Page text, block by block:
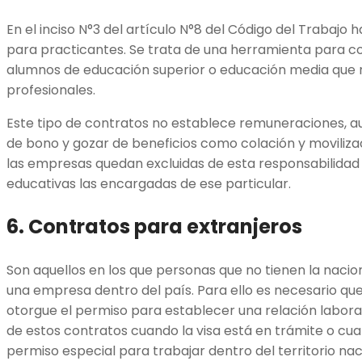
En el inciso N°3 del artículo N°8 del Código del
para practicantes. Se trata de una herramienta para
alumnos de educación superior o educación media
profesionales.
Este tipo de contratos no establece remuneraciones,
de bono y gozar de beneficios como colación y
las empresas quedan excluidas de esta
educativas las encargadas de ese particular.
6. Contratos para extranjeros
Son aquellos en los que personas que no tienen la
una empresa dentro del país. Para ello es necesario
otorgue el permiso para establecer una relación
de estos contratos cuando la visa está en trámite o
permiso especial para trabajar dentro del territorio